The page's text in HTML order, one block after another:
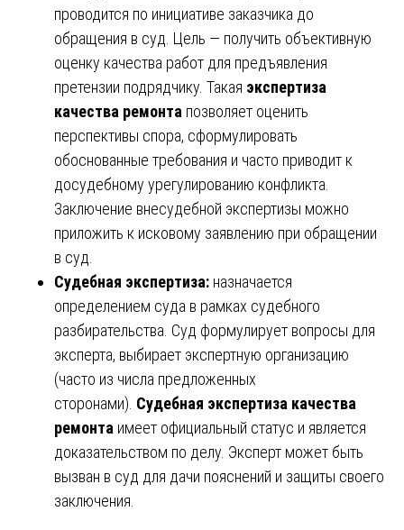
проводится по инициативе заказчика до
обращения в суд. Цель — получить объективную
оценку качества работ для предъявления
претензии подрядчику. Такая экспертиза
качества ремонта позволяет оценить
перспективы спора, сформулировать
обоснованные требования и часто приводит к
досудебному урегулированию конфликта.
Заключение внесудебной экспертизы можно
приложить к исковому заявлению при обращении
в суд.
Судебная экспертиза: назначается
определением суда в рамках судебного
разбирательства. Суд формулирует вопросы для
эксперта, выбирает экспертную организацию
(часто из числа предложенных
сторонами). Судебная экспертиза качества
ремонта имеет официальный статус и является
доказательством по делу. Эксперт может быть
вызван в суд для дачи пояснений и защиты своего
заключения.